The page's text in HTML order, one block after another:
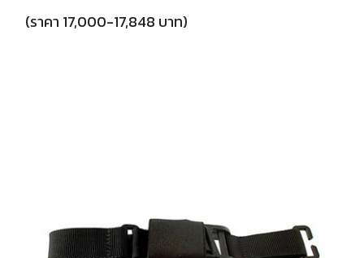
(ราคา 17,000-17,848 บาท)